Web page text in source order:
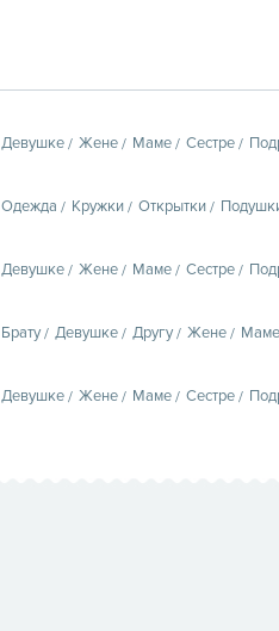
Девушке Жене Маме Сестре
Одежда Кружки Открытки
Девушке Жене Маме Сестре
Брату Девушке Другу Жене Маме
Девушке Жене Маме Сестре